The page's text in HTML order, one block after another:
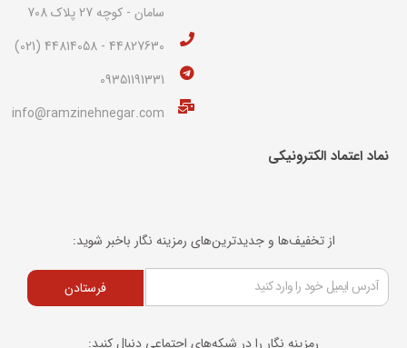
سامان - کوچه 27 پلاک 708
44827630 - 44814058 (021)
09351191331
info@ramzinehnegar.com
نماد اعتماد الکترونیکی​
از تخفیف‌ها و جدیدترین‌های رمزینه نگار باخبر شوید:
فرستادن
رمزینه نگار را در شبکه‌های اجتماعی دنبال کنید: